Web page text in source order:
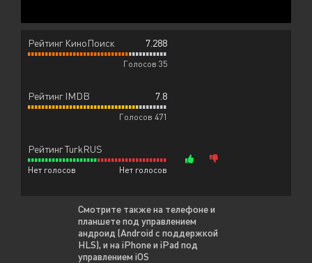
Рейтинг КиноПоиск 7.288
Голосов 35
Рейтинг IMDB 7.8
Голосов 471
Рейтинг TurkRUS
Нет голосов Нет голосов
Смотрите также на телефоне и
планшете под управлением
андроид (Android с поддержкой
HLS), и на iPhone и iPad под
управлением iOS